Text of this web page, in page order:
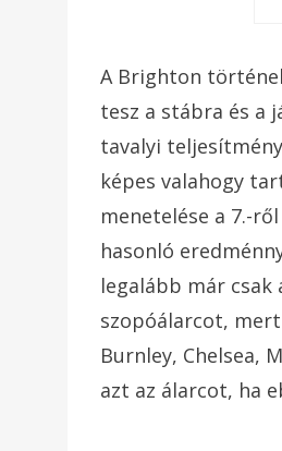
A Brighton
tesz a stábra és a
tavalyi
képes valahogy
menetelése a 7.-
hasonló
legalább már csak
szopóálarcot,
Burnley, Chelsea,
azt az álarcot, ha